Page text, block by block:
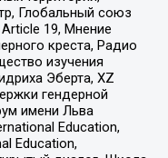
Глобальный союз
19, Мнение
креста, Радио
изучения
Эберта, XZ
гендерной
имени Льва
Education,
Education,